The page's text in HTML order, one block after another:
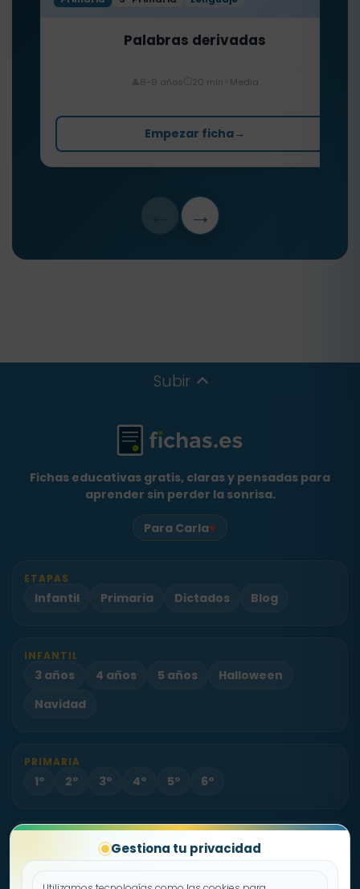
Gestiona tu privacidad
Palabras derivadas
8-9 años 20 min Media
Empezar ficha→
→
Subir
Fichas educativas gratis, claras y pensadas para
aprender sin perder la sonrisa.
Para Carla♥
ETAPAS
Infantil Primaria Dictados Blog
INFANTIL
3 años 4 años 5 años
Halloween
Navidad
PRIMARIA
1º 2º 3º 4º 5º 6º
Sobre Fichas.es Contacto